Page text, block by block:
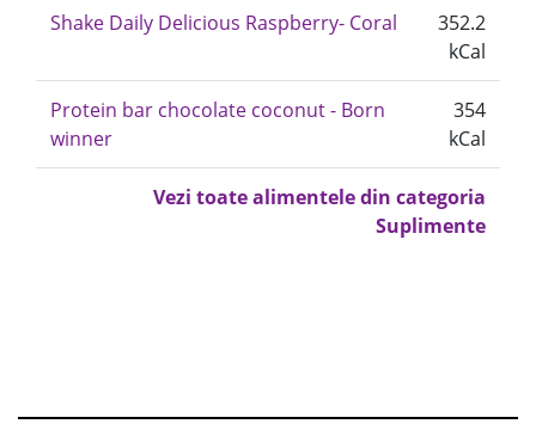
Shake Daily Delicious Raspberry- Coral
352.2
kCal
Protein bar chocolate coconut - Born
winner
354
kCal
Vezi toate alimentele din categoria
Suplimente